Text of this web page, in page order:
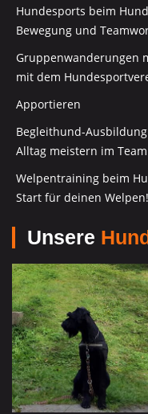
Hundesports beim
Bewegung und
Gruppenwanderungen
mit dem
Apportieren
Begleithund-
Alltag meistern im Team
Welpentraining beim
Start für deinen Welpen!
Unsere